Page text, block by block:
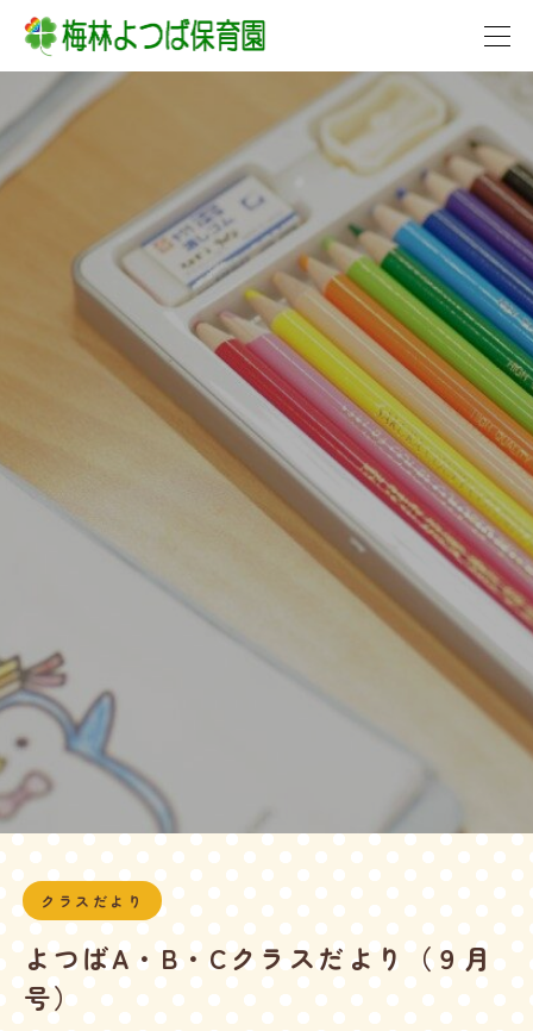
各お便りクラスだより よつばA・B・Cクラ
クラスだより
よつばA・B・Cクラスだより（９月
号）